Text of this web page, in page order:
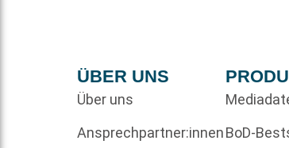
ÜBER UNS
Über uns
Ansprechpartner:innenBoD-